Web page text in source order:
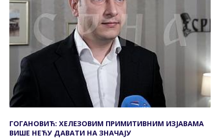
ГОГАНОВИЋ: ХЕЛЕЗОВИМ ПРИМИТИВНИМ ИЗЈАВАМА
ВИШЕ НЕЋУ ДАВАТИ НА ЗНАЧАЈУ